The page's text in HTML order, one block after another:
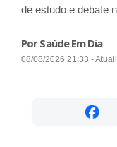
de estudo e debate
Por Saúde Em Dia
08/08/2026 21:33 -